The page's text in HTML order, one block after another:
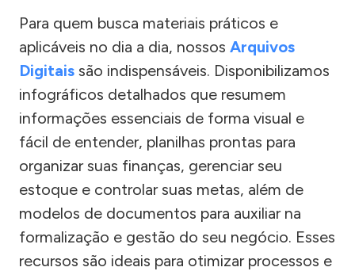
Para quem busca materiais práticos e
aplicáveis no dia a dia, nossos Arquivos
Digitais são indispensáveis. Disponibilizamos
infográficos detalhados que resumem
informações essenciais de forma visual e
fácil de entender, planilhas prontas para
organizar suas finanças, gerenciar seu
estoque e controlar suas metas, além de
modelos de documentos para auxiliar na
formalização e gestão do seu negócio. Esses
recursos são ideais para otimizar processos e